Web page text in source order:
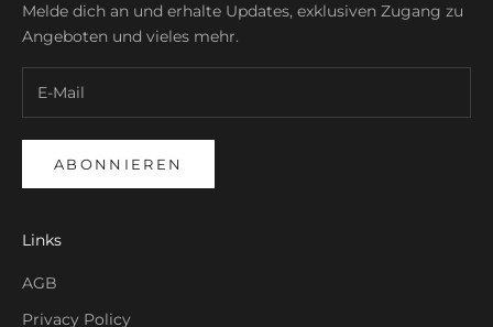
Melde dich an und erhalte Updates, exklusiven Zugang zu
Angeboten und vieles mehr.
ABONNIEREN
Links
AGB
Privacy Policy